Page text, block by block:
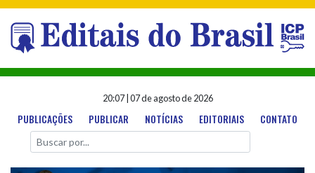
20:07| 07 de agosto de 2026
PUBLICAÇÕES PUBLICAR NOTÍCIAS EDITORIAIS CONTATO